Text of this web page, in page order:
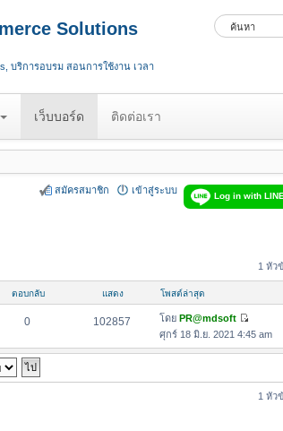
Solutions
บริการอบรม สอนการใช้งาน เวลา
เว็บบอร์ด ติดต่อเรา
Log in with LINE
เข้าสู่ระบบ
สมัครสมาชิก
1 หัว
ตอบกลับ แสดง โพสต์ล่าสุด
0 102857 โดย PR@mdsoft
ดู
ข้
ศุกร์ 18 มิ.ย. 2021 4:45 am
1 หัว